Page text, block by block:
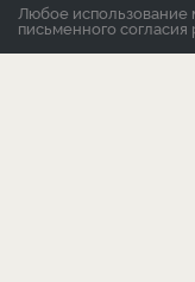
Любое использование
письменного согласия